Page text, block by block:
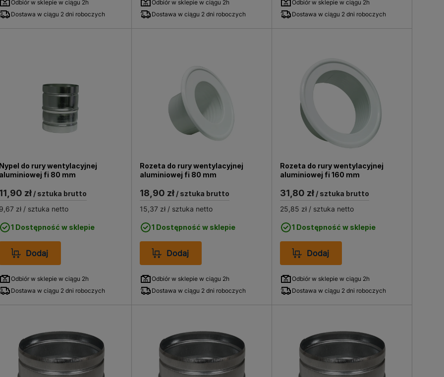
złączek o zgodnej średnicy i właściwościach materiałowych gwarantuje trwałość i
– uwzględniające minimalizację zakłóceń i oporów hydraulicznych, co ma wpływ na
Poprawnie dobrane i profesjonalnie zamontowane złączki wpływają na
zapewniając bezpieczeństwo użytkowania na najwyższym poziomie.
i wysokiej jakości materiałów, systemy rozprowadzania ciepłego powietrza
nowoczesnego ogrzewania domowego.
Odbiór w sklepie w ciągu 2h
Dostawa w ciągu 2 dni roboczych
Odbiór w sklepie w ciągu 2h
Dostawa w ciągu 2 dni roboczych
Odbiór w sklepie w ciągu 2h
Dostawa w ciągu 2 dni roboczych
do rury wentylacyjnej
fi 80 mm
zł/ sztuka brutto
zł/ sztuka netto
1 Dostępność w sklepie
Dodaj
Odbiór w sklepie w ciągu 2h
Dostawa w ciągu 2 dni roboczych
Rozeta do rury wentylacyjnej
aluminiowej fi 80 mm
18,90 zł/ sztuka brutto
15,37 zł/ sztuka netto
1 Dostępność w sklepie
Dodaj
Odbiór w sklepie w ciągu 2h
Dostawa w ciągu 2 dni roboczych
Rozeta do rury wentylacyjnej
aluminiowej fi 160 mm
31,80 zł / sztuka brutto
25,85 zł / sztuka netto
1 Dostępność w sklepie
Dodaj
Odbiór w sklepie w ciągu 2h
Dostawa w ciągu 2 dni roboczych